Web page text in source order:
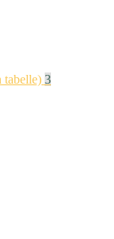
tabelle) 3